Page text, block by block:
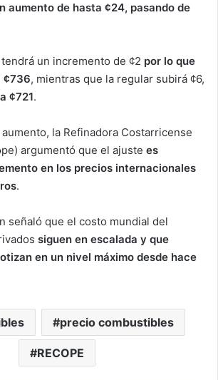
aumento de hasta ¢24, pasando de
un incremento de ¢2 por lo que
¢736, mientras que la regular subirá ¢6,
¢721.
la Refinadora Costarricense
argumentó que el ajuste es
en los precios internacionales
.
señaló que el costo mundial del
siguen en escalada y que
en un nivel máximo desde hace
precio combustibles
RECOPE